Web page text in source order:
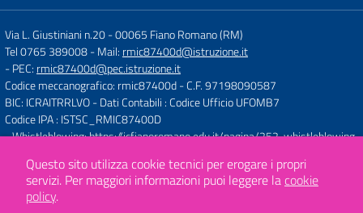
Via L. Giustiniani n.20-00065 Fiano Romano (RM)
Tel 0765 389008- Mail: rmic87400d@istruzione.it
- PEC: rmic87400d@pec.istruzione.it
Codice meccanografico: rmic87400d- C.F. 97198090587
BIC: ICRAITRRLVO- Dati Contabili : Codice Ufficio UFOMB7
Codice IPA : ISTSC_RMIC87400D
- Whistleblowing:https://icfianoromano.edu.it/pagina/252-whistleblowing
Concept & Design by
Designers Italia
Questo sito utilizza cookie tecnici per erogare i propri
servizi. Per maggiori informazioni puoi leggere la cookie
policy.